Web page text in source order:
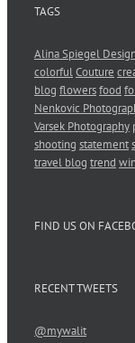
TAGS
Alina Spiegel
colorfulCouture
blog flowersfood
Nenkovic
Varsek Photography
shooting statement
travel blog trend
FIND US ON
RECENT TWEETS
@mywalit